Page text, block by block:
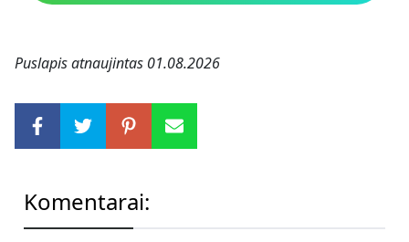
Puslapis atnaujintas 01.08.2026
Komentarai: